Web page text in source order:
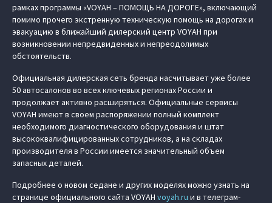
рамках программы «VOYAH – ПОМОЩЬ НА ДОРОГЕ», включающий
помимо прочего экстренную техническую помощь на дорогах и
эвакуацию в ближайший дилерский центр VOYAH при
возникновении непредвиденных и непреодолимых
обстоятельств.
Официальная дилерская сеть бренда насчитывает уже более
50 автосалонов во всех ключевых регионах России и
продолжает активно расширяться. Официальные сервисы
VOYAH имеют в своем распоряжении полный комплект
необходимого диагностического оборудования и штат
высококвалифицированных сотрудников, а на складах
производителя в России имеется значительный объем
запасных деталей.
Подробнее о новом седане и других моделях можно узнать на
странице официального сайта VOYAH voyah.ru и в телеграм-